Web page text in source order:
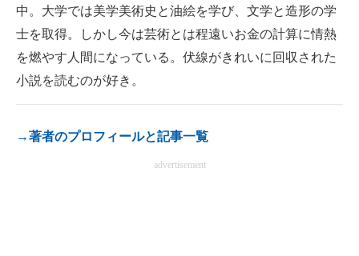
中。大学では美学美術史と油絵を学び、文学と造形の学
士を取得。しかし今は芸術とは程遠いお金の計算に情熱
を燃やす人間になっている。伏線がきれいに回収された
小説を読むのが好き。
→著者のプロフィールと記事一覧
advertisement